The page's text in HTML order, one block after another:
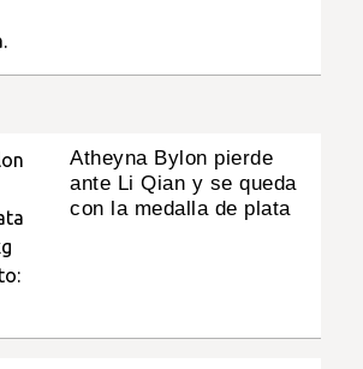
Atheyna Bylon pierde
ante Li Qian y se queda
con la medalla de plata